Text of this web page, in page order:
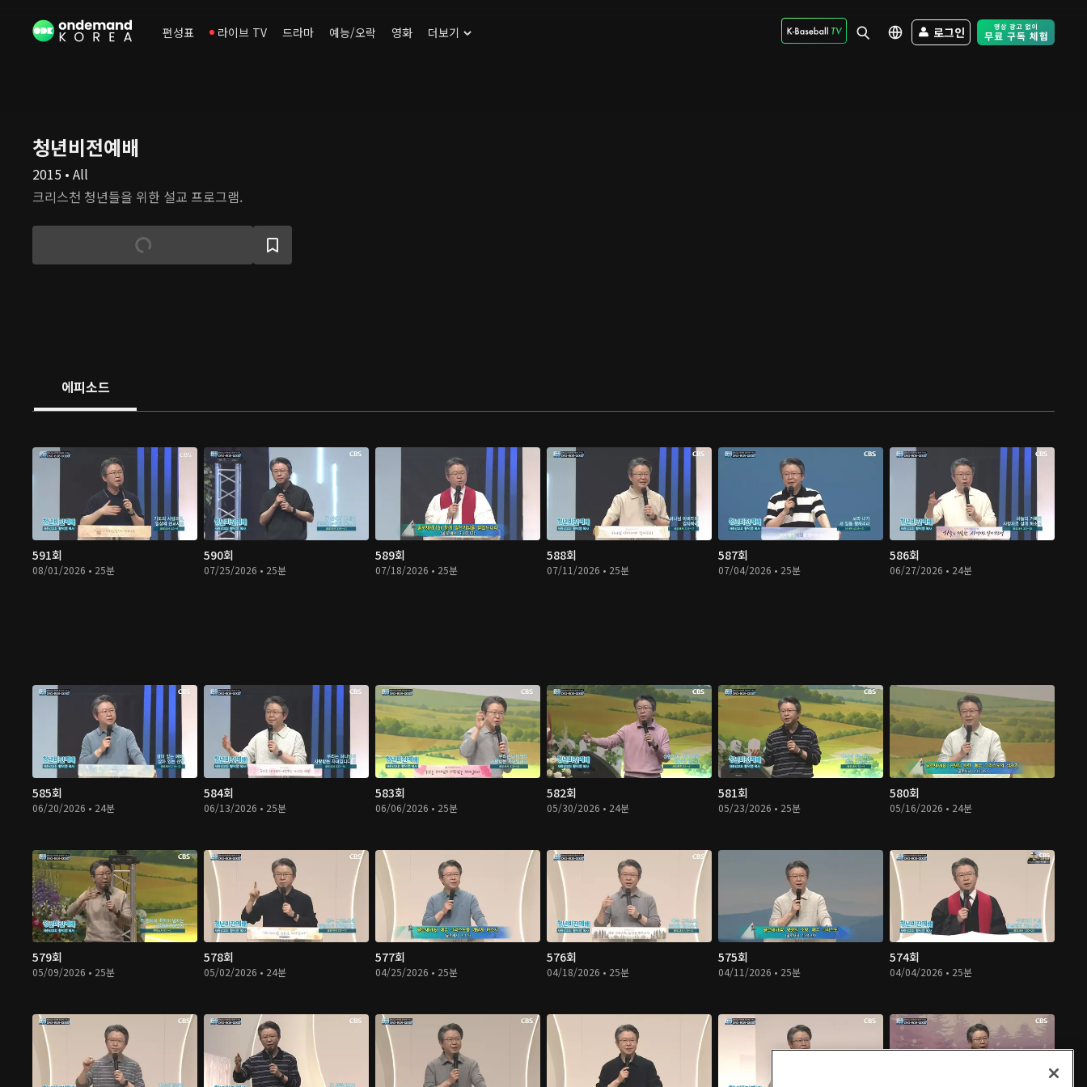
편성표 라이브 TV 드라마 예능/오락 영화 더보기 로그인 Free Trial -
청년비전예배
2015 • All
크리스천 청년들을 위한 설교 프로그램.
에피소드
591회
08/01/2026 • 25분
590회
07/25/2026 • 25분
589회
07/18/2026 • 25분
588회
07/11/2026 • 25분
587회
07/04/2026 • 25분
586회
06/27/2026 • 24분
585회
06/20/2026 • 24분
584회
06/13/2026 • 25분
583회
06/06/2026 • 25분
582회
05/30/2026 • 24분
581회
05/23/2026 • 25분
580회
05/16/2026 • 24분
579회
05/09/2026 • 25분
578회
05/02/2026 • 24분
577회
04/25/2026 • 25분
576회
04/18/2026 • 25분
575회
04/11/2026 • 25분
574회
04/04/2026 • 25분